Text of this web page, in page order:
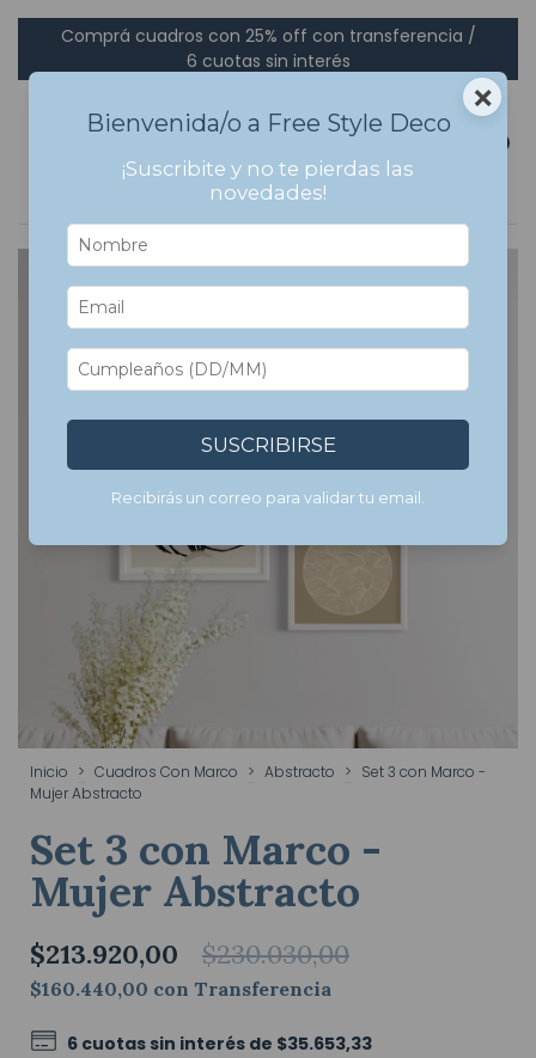
Comprá cuadros con 25% off con transferencia /
6 cuotas sin interés
%OFF
Inicio > Cuadros Con Marco > Abstracto > Set 3 con Marco -
Mujer Abstracto
Set 3 con Marco -
Mujer Abstracto
$213.920,00 $230.030,00
$160.440,00 con Transferencia
6 cuotas sin interés de $35.653,33
×
Bienvenida/o a Free Style Deco
¡Suscribite y no te pierdas las
novedades!
SUSCRIBIRSE
Recibirás un correo para validar tu email.